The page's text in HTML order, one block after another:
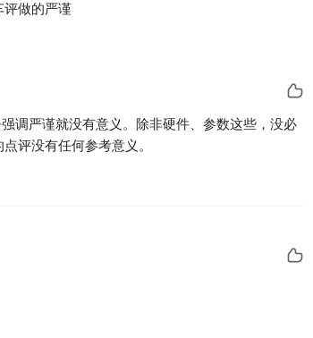
评做的严谨
调严谨就没有意义。除非硬件、参数这些，没必
评没有任何参考意义。